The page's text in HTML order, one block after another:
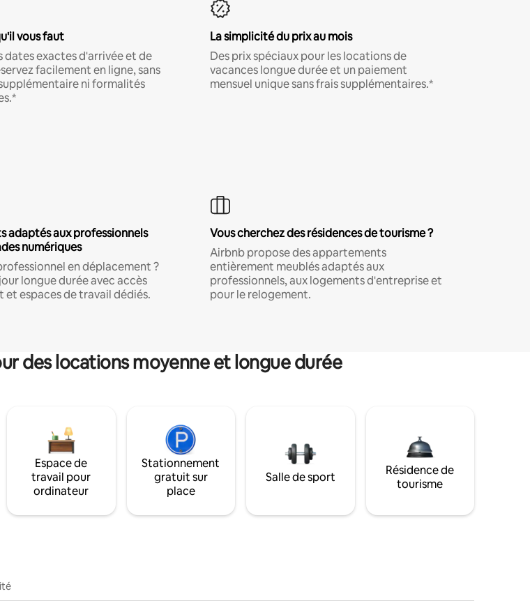
vous faut
dates exactes d'arrivée et de
facilement en ligne, sans
ni formalités
La simplicité du prix au mois
Des prix spéciaux pour les locations de
vacances longue durée et un paiement
mensuel unique sans frais supplémentaires.*
adaptés aux professionnels
numériques
en déplacement ?
longue durée avec accès
espaces de travail dédiés.
Vous cherchez des résidences de tourisme ?
Airbnb propose des appartements
entièrement meublés adaptés aux
professionnels, aux logements d'entreprise et
pour le relogement.
des locations moyenne et longue durée
Espace de
travail pour
ordinateur
Stationnement
gratuit sur
place
Salle de sport
Résidence de
tourisme